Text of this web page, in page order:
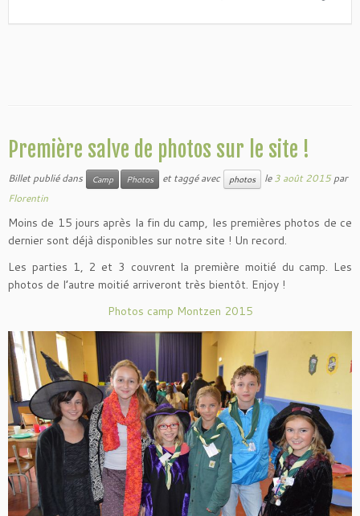
Première salve de photos sur le site !
Billet publié dans Camp Photos et taggé avec photos le3 août 2015 par
Florentin
Moins de 15 jours après la fin du camp, les premières photos de ce
dernier sont déjà disponibles sur notre site ! Un record.
Les parties 1, 2 et 3 couvrent la première moitié du camp. Les
photos de l’autre moitié arriveront très bientôt. Enjoy !
Photos camp Montzen 2015